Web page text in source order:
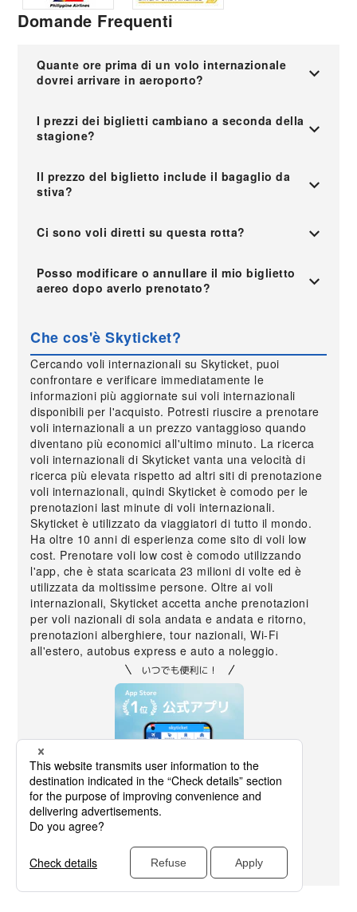
Domande Frequenti
Quante ore prima di un volo internazionale
dovrei arrivare in aeroporto?
I prezzi dei biglietti cambiano a seconda della
stagione?
Il prezzo del biglietto include il bagaglio da
stiva?
Ci sono voli diretti su questa rotta?
Posso modificare o annullare il mio biglietto
aereo dopo averlo prenotato?
Che cos'è Skyticket?
Cercando voli internazionali su Skyticket, puoi
confrontare e verificare immediatamente le
informazioni più aggiornate sui voli internazionali
disponibili per l'acquisto. Potresti riuscire a prenotare
voli internazionali a un prezzo vantaggioso quando
diventano più economici all'ultimo minuto. La ricerca
voli internazionali di Skyticket vanta una velocità di
ricerca più elevata rispetto ad altri siti di prenotazione
voli internazionali, quindi Skyticket è comodo per le
prenotazioni last minute di voli internazionali.
Skyticket è utilizzato da viaggiatori di tutto il mondo.
Ha oltre 10 anni di esperienza come sito di voli low
cost. Prenotare voli low cost è comodo utilizzando
l'app, che è stata scaricata 23 milioni di volte ed è
utilizzata da moltissime persone. Oltre ai voli
internazionali, Skyticket accetta anche prenotazioni
per voli nazionali di sola andata e andata e ritorno,
prenotazioni alberghiere, tour nazionali, Wi-Fi
all'estero, autobus express e auto a noleggio.